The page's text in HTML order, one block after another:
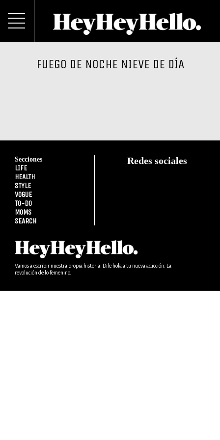
FUEGO DE NOCHE NIEVE DE DÍA
Secciones
LIFE
HEALTH
STYLE
VOGUE
TO-DO
MOMS
SEARCH
Redes sociales
Vamos a escribir nuestra propia historia. Dile hola a tu nueva adicción. La
revolución de lo femenino.